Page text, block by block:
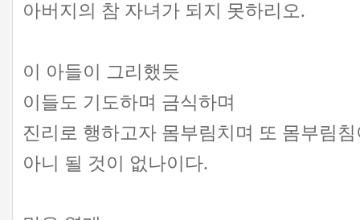
아버지의 참 자녀가 되지 못하리오.
이 아들이 그리했듯
이들도 기도하며 금식하며
진리로 행하고자 몸부림치며 또 몸부림
아니 될 것이 없나이다.